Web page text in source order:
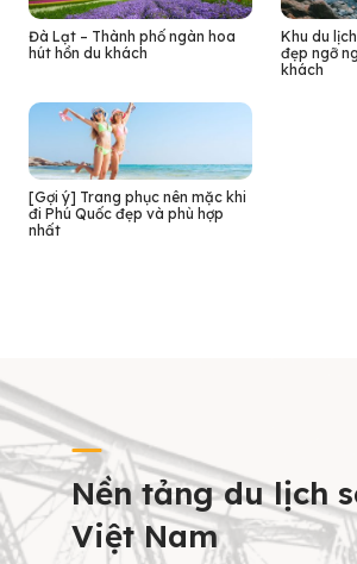
Đà Lạt – Thành phố ngàn hoa
hút hồn du khách
Khu du
đẹp ngỡ
khách
[Gợi ý] Trang phục nên mặc khi
đi Phú Quốc đẹp và phù hợp
nhất
Nền tảng du lịch
Việt Nam